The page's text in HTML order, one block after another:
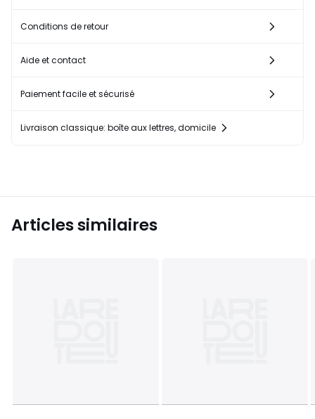
Conditions de retour
Aide et contact
Paiement facile et sécurisé
Livraison classique: boîte aux lettres, domicile
Articles similaires